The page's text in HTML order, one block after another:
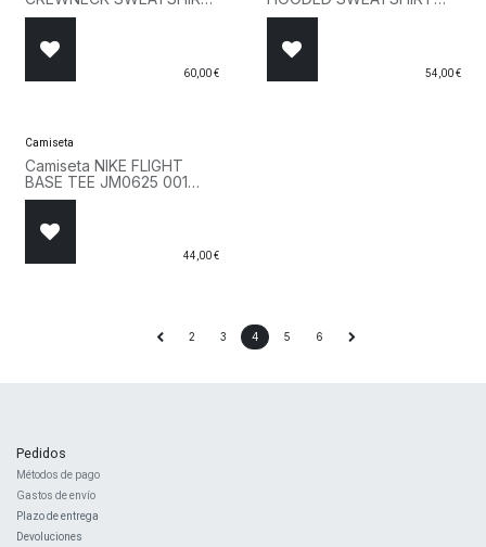
220259 NNY Marino
60,00€
220253 CBU Azul
54,00€
Camiseta
Camiseta NIKE FLIGHT
BASE TEE JM0625 001
Blanco
44,00€
2 3 4 5 6
Pedidos
Métodos de pago
Gastos de envío
Plazo de entrega
Devoluciones